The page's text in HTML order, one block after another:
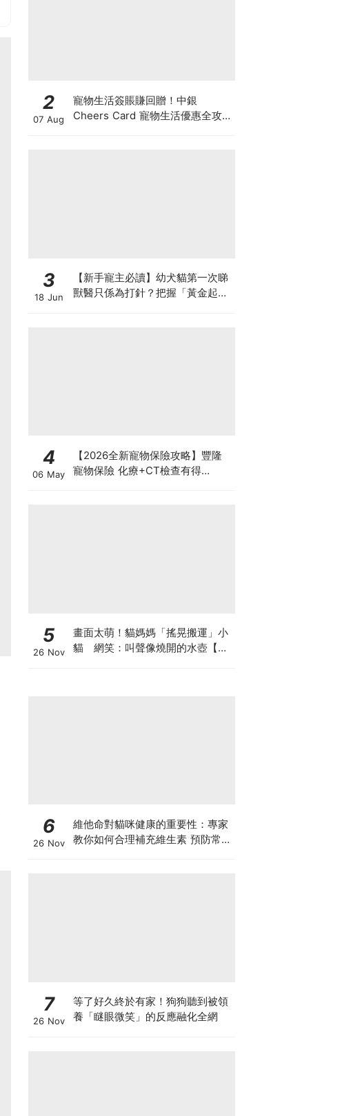
2
07 Aug
寵物生活簽賬賺回贈！中銀
Cheers Card 寵物生活優惠全攻
3
18 Jun
【新手寵主必讀】幼犬貓第一次睇
獸醫只係為打針？把握「黃金起跑
4
06 May
【2026全新寵物保險攻略】豐隆
寵物保險 化療+CT檢查有得
5
26 Nov
畫面太萌！貓媽媽「搖晃搬運」小
貓 網笑：叫聲像燒開的水壺【有
6
26 Nov
維他命對貓咪健康的重要性：專家
教你如何合理補充維生素 預防常見
7
26 Nov
等了好久終於有家！狗狗聽到被領
養「瞇眼微笑」的反應融化全網